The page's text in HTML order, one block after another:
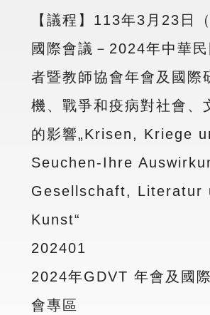
【議程】113年3月23日
國際會議－2024年中華
者暨教師協會年會及國際
機、戰爭和疫病對社會、
的影響„Krisen, Kriege
Seuchen-Ihre
Gesellschaft, Literatur
Kunst“
202401
2024年GDVT 年會及國
會專區